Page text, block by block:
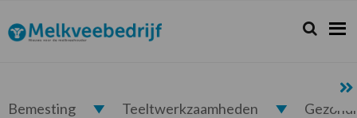
de
hoofdnavigatie
de
hoofd
de
eerste
de
voettekst
Melkveebedrijf.nl Zoeken...
Zoek
Bemesting Teeltwerkzaamheden